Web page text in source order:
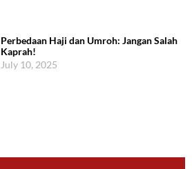
Perbedaan Haji dan Umroh: Jangan Salah
Kaprah!
July 10, 2025